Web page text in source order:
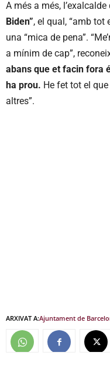
A més a més,
Biden”, el qual, “amb tot
una “mica de pena”.
a mínim de cap”,
abans que et facin fora
ha prou. He fet tot el
altres”.
ARXIVAT A:Ajuntament de